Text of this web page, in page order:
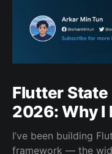
Flutter
2026: Why
I’ve been building
framework — the